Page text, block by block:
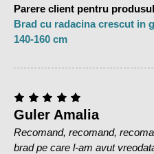
Parere client pentru
Brad cu radacina crescut in
140-160 cm
Guler Amalia
Recomand, recomand,
brad pe care l-am avut